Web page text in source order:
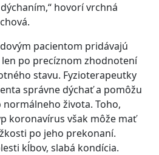
hovorí vrchná
pacientom pridávajú
len po precíznom zhodnotení
stavu. Fyzioterapeutky
správne dýchať a pomôžu
života. Toho,
koronavírus však môže mať
po jeho prekonaní.
kĺbov, slabá kondícia.